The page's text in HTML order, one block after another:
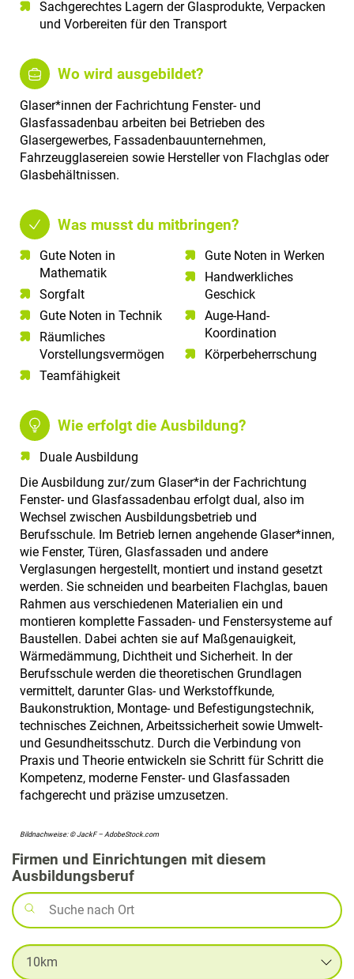
Sachgerechtes Lagern der Glasprodukte, Verpacken
und Vorbereiten für den Transport
Wo wird ausgebildet?
Glaser*innen der Fachrichtung Fenster- und
Glasfassadenbau arbeiten bei Betrieben des
Glasergewerbes, Fassadenbauunternehmen,
Fahrzeugglasereien sowie Hersteller von Flachglas oder
Glasbehältnissen.
Was musst du mitbringen?
Gute Noten in
Mathematik​
Sorgfalt​
Gute Noten in Technik​
Räumliches
Vorstellungsvermögen​
Teamfähigkeit​
Gute Noten in Werken
Handwerkliches
Geschick
Auge-Hand-
Koordination
Körperbeherrschung
Wie erfolgt die Ausbildung?
Duale Ausbildung
Die Ausbildung zur/zum Glaser*in der Fachrichtung
Fenster- und Glasfassadenbau erfolgt dual, also im
Wechsel zwischen Ausbildungsbetrieb und
Berufsschule. Im Betrieb lernen angehende Glaser*innen,
wie Fenster, Türen, Glasfassaden und andere
Verglasungen hergestellt, montiert und instand gesetzt
werden. Sie schneiden und bearbeiten Flachglas, bauen
Rahmen aus verschiedenen Materialien ein und
montieren komplette Fassaden- und Fenstersysteme auf
Baustellen. Dabei achten sie auf Maßgenauigkeit,
Wärmedämmung, Dichtheit und Sicherheit. In der
Berufsschule werden die theoretischen Grundlagen
vermittelt, darunter Glas- und Werkstoffkunde,
Baukonstruktion, Montage- und Befestigungstechnik,
technisches Zeichnen, Arbeitssicherheit sowie Umwelt-
und Gesundheitsschutz. Durch die Verbindung von
Praxis und Theorie entwickeln sie Schritt für Schritt die
Kompetenz, moderne Fenster- und Glasfassaden
fachgerecht und präzise umzusetzen.
Bildnachweise: © JackF – AdobeStock.com
Firmen und Einrichtungen mit diesem
Ausbildungsberuf